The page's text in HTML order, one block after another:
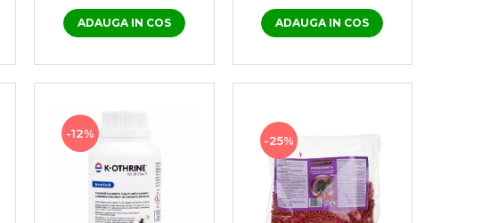
ADAUGA IN COS ADAUGA IN COS
-12% -25%